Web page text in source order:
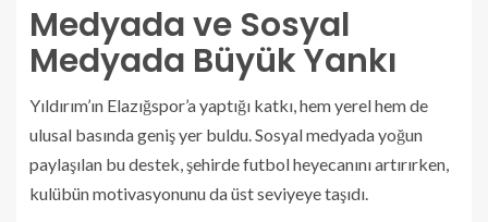
Medyada ve Sosyal
Medyada Büyük Yankı
Yıldırım’ın Elazığspor’a yaptığı katkı, hem yerel hem de
ulusal basında geniş yer buldu. Sosyal medyada yoğun
paylaşılan bu destek, şehirde futbol heyecanını artırırken,
kulübün motivasyonunu da üst seviyeye taşıdı.